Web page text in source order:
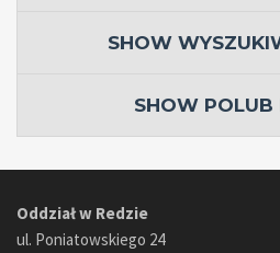
SHOW
SHOW POLUB
Oddział w Redzie
ul. Poniatowskiego 24